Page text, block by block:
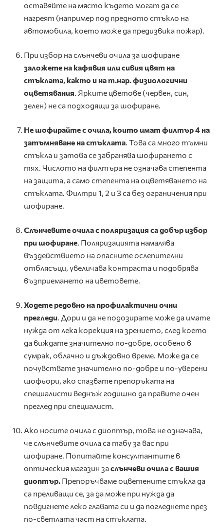
оставяйте на място където могат да се
нагреят (например под предното стъкло на
автомобила, което може да предизвика пожар).
При избор на слънчеви очила за шофиране
заложете на кафявия или сивия цвят на
стъклата, както и на т.нар. физиологични
оцветявания. Ярките цветове (червен, син,
зелен) не са подходящи за шофиране.
Не шофирайте с очила, които имат филтър 4 на
затъмняване на стъклата. Това са много тъмни
стъкла и затова се забранява шофирането с
тях. Числото на филтъра не означава степента
на защита, а само степента на оцветяването на
стъклата. Филтри 1, 2 и 3 са без ограничения при
шофиране.
Слънчевите очила с поляризация са добър избор
при шофиране. Поляризацията намалява
въздействието на опасните ослепителни
отблясъци, увеличава контраста и подобрява
възприемането на цветовете.
Ходете редовно на профилактични очни
прегледи. Дори и да не подозирате може да имате
нужда от лека корекция на зрението, след което
да виждате значително по-добре, особено в
сумрак, облачно и дъждовно време. Може да се
почувствате значително по-добрe и по-уверени
шофьори, ако спазвате препоръката на
специалисти веднъж годишно да правите очен
преглед при специалист.
Ако носите очила с диоптър, това не означава,
че слънчевите очила са табу за вас при
шофиране. Попитайте консултантите в
оптическия магазин заслънчеви очила свашия
диоптър. Препоръчваме оцветените стъкла да
са преливащи се, за да може при нужда да
повдигнете леко главата си и да погледнете през
по-светлата част на стъклата.